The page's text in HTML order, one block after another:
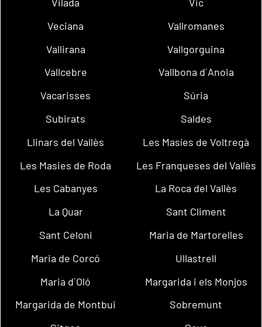
Veciana
Vallromanes
Vallirana
Vallgorguina
Vallcebre
Vallbona d´Anoia
Vacarisses
Súria
Subirats
Saldes
Llinars del Vallès
Les Masíes de Voltregà
Les Masies de Roda
Les Franqueses del Vallès
Les Cabanyes
La Roca del Vallès
La Quar
Sant Climent
Sant Celoni
Maria de Martorelles
Maria de Corcó
Ullastrell
Maria d´Oló
Margarida i els Monjos
Margarida de Montbui
Sobremunt